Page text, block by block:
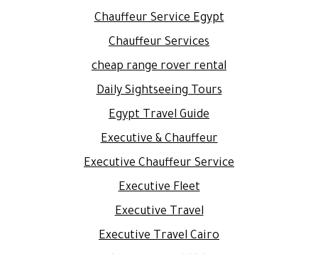
Chauffeur Service Egypt
Chauffeur Services
cheap range rover rental
Daily Sightseeing Tours
Egypt Travel Guide
Executive & Chauffeur
Executive Chauffeur Service
Executive Fleet
Executive Travel
Executive Travel Cairo